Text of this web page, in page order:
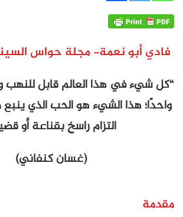
فادي أبو نعمة- مجلة حواس السينما-
“كل شيء في هذا العالم قابل للنهب
واحدًا؛ هذا الشيء هو الحب الذي ينبع
التزام راسخ بقناعة أو
(غسان كنفاني)
مقدمة